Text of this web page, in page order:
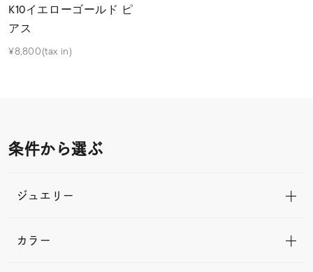
K10イエローゴールド ピ
アス
¥8,800(tax in)
条件から選ぶ
ジュエリー
カラー